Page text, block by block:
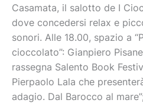
Casamata, il salotto de I
dove concedersi relax e
sonori. Alle 18.00, spazio a
cioccolato”: Gianpiero
rassegna Salento Book
Pierpaolo Lala che
adagio. Dal Barocco al